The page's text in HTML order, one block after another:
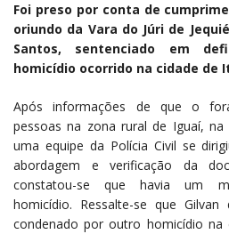
Foi preso por conta de
oriundo da Vara do Júri de
Santos, sentenciado em
homicídio ocorrido na cidade de
Após informações de que o
pessoas na zona rural de Iguaí,
uma equipe da Polícia Civil se
abordagem e verificação da
constatou-se que havia um
homicídio. Ressalte-se que
condenado por outro homicídio